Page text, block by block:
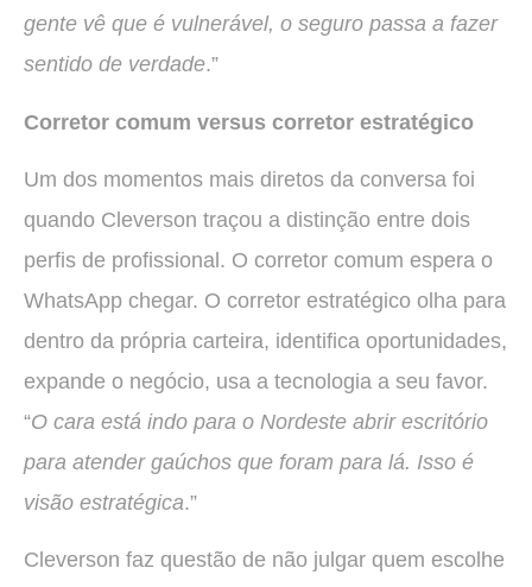
gente vê que é vulnerável, o seguro passa a fazer
sentido de verdade.”
Corretor comum versus corretor estratégico
Um dos momentos mais diretos da conversa foi
quando Cleverson traçou a distinção entre dois
perfis de profissional. O corretor comum espera o
WhatsApp chegar. O corretor estratégico olha para
dentro da própria carteira, identifica oportunidades,
expande o negócio, usa a tecnologia a seu favor.
“O cara está indo para o Nordeste abrir escritório
para atender gaúchos que foram para lá. Isso é
visão estratégica.”
Cleverson faz questão de não julgar quem escolhe